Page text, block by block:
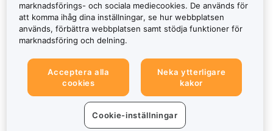
marknadsförings- och sociala mediecookies. De används för
att komma ihåg dina inställningar, se hur webbplatsen
används, förbättra webbplatsen samt stödja funktioner för
marknadsföring och delning.
Acceptera alla
cookies
Neka ytterligare
kakor
Cookie-inställningar